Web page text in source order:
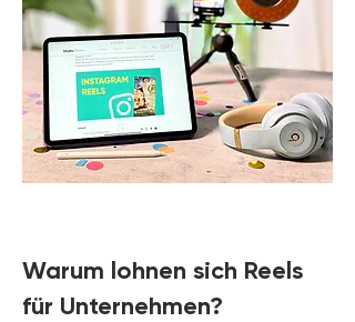
Warum lohnen sich Reels
für Unternehmen?